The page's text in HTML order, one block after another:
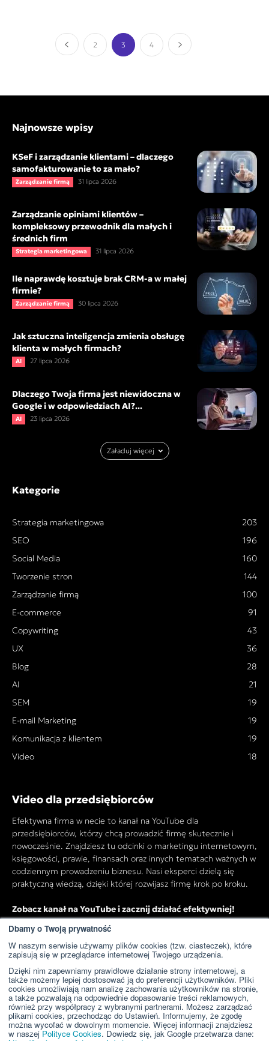
Dbamy o Twoją prywatność
W naszym serwisie używamy plików cookies (tzw. ciasteczek), które
zapisują się w przeglądarce internetowej Twojego urządzenia.
Dzięki nim zapewniamy prawidłowe działanie strony internetowej, a
także możemy lepiej dostosować ją do preferencji użytkowników. Pliki
cookies umożliwiają nam analizę zachowania użytkowników na stronie,
a także pozwalają na odpowiednie dopasowanie treści reklamowych,
również przy współpracy z wybranymi partnerami. Możesz zarządzać
plikami cookies, przechodząc do Ustawień. Informujemy, że zgodę
można wycofać w dowolnym momencie. Więcej informacji znajdziesz
w naszejPolityce Cookies. Dowiedz się, jak Google przetwarza dane:
2 3 4
Najnowsze wpisy
KSeF i zarządzanie klientami – dlaczego
samofakturowanie to za mało?
Zarządzanie firmą 31 lipca 2026
Zarządzanie opiniami klientów –
kompleksowy przewodnik dla małych i
średnich firm
Strategia marketingowa 31 lipca 2026
Ile naprawdę kosztuje brak CRM-a w małej
firmie?
Zarządzanie firmą 30 lipca 2026
Jak sztuczna inteligencja zmienia obsługę
klienta w małych firmach?
AI 27 lipca 2026
Dlaczego Twoja firma jest niewidoczna w
Google i w odpowiedziach AI?...
AI 23 lipca 2026
Załaduj więcej
Kategorie
Strategia marketingowa
203
SEO
196
Social Media
160
Tworzenie stron
144
Zarządzanie firmą
100
E-commerce
91
Copywriting
43
UX
36
Blog
28
AI
21
SEM
19
E-mail Marketing
19
Komunikacja z klientem
19
Video
18
Video dla przedsiębiorców
Efektywna firma w necie to kanał na YouTube dla
przedsiębiorców, którzy chcą prowadzić firmę skutecznie i
nowocześnie. Znajdziesz tu odcinki o marketingu internetowym,
księgowości, prawie, finansach oraz innych tematach ważnych w
codziennym prowadzeniu biznesu. Nasi eksperci dzielą się
praktyczną wiedzą, dzięki której rozwijasz firmę krok po kroku.
Zobacz kanał na YouTube i zacznij działać efektywniej!
Przejdź do kanału YouTube